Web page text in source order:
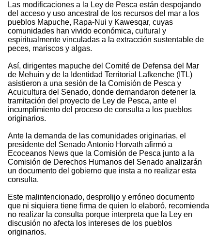
Las modificaciones a la Ley de Pesca están despojando
del acceso y uso ancestral de los recursos del mar a los
pueblos Mapuche, Rapa-Nui y Kawesqar, cuyas
comunidades han vivido económica, cultural y
espiritualmente vinculadas a la extracción sustentable de
peces, mariscos y algas.
Así, dirigentes mapuche del Comité de Defensa del Mar
de Mehuin y de la Identidad Territorial Lafkenche (ITL)
asistieron a una sesión de la Comisión de Pesca y
Acuicultura del Senado, donde demandaron detener la
tramitación del proyecto de Ley de Pesca, ante el
incumplimiento del proceso de consulta a los pueblos
originarios.
Ante la demanda de las comunidades originarias, el
presidente del Senado Antonio Horvath afirmó a
Ecoceanos News que la Comisión de Pesca junto a la
Comisión de Derechos Humanos del Senado analizarán
un documento del gobierno que insta a no realizar esta
consulta.
Este malintencionado, desprolijo y erróneo documento
que ni siquiera tiene firma de quien lo elaboró, recomienda
no realizar la consulta porque interpreta que la Ley en
discusión no afecta los intereses de los pueblos
originarios.